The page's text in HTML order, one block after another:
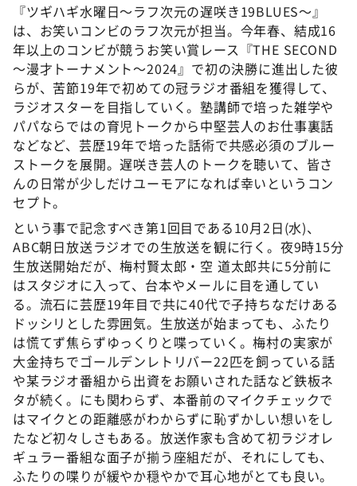
『ツギハギ水曜日～ラフ次元の遅咲き19BLUES～』
は、お笑いコンビのラフ次元が担当。今年春、結成16
年以上のコンビが競うお笑い賞レース『THE SECOND
～漫才トーナメント～2024』で初の決勝に進出した彼
らが、苦節19年で初めての冠ラジオ番組を獲得して、
ラジオスターを目指していく。塾講師で培った雑学や
パパならではの育児トークから中堅芸人のお仕事裏話
などなど、芸歴19年で培った話術で共感必須のブルー
ストークを展開。遅咲き芸人のトークを聴いて、皆さ
んの日常が少しだけユーモアになれば幸いというコン
セプト。
という事で記念すべき第1回目である10月2日(水)、
ABC朝日放送ラジオでの生放送を観に行く。夜9時15分
生放送開始だが、梅村賢太郎・空 道太郎共に5分前に
はスタジオに入って、台本やメールに目を通してい
る。流石に芸歴19年目で共に40代で子持ちなだけある
ドッシリとした雰囲気。生放送が始まっても、ふたり
は慌てず焦らずゆっくりと喋っていく。梅村の実家が
大金持ちでゴールデンレトリバー22匹を飼っている話
や某ラジオ番組から出資をお願いされた話など鉄板ネ
タが続く。にも関わらず、本番前のマイクチェックで
はマイクとの距離感がわからずに恥ずかしい想いをし
たなど初々しさもある。放送作家も含めて初ラジオレ
ギュラー番組な面子が揃う座組だが、それにしても、
ふたりの喋りが緩やか穏やかで耳心地がとても良い。